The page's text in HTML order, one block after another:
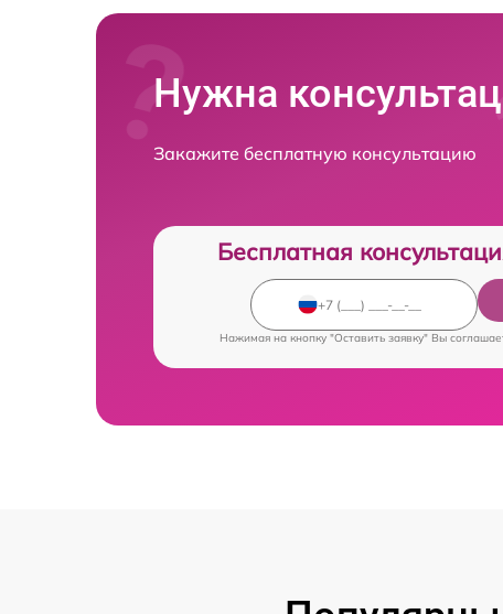
Нужна
Закажите бесплатную консультацию
Бесплатная
Нажимая на кнопку "Оставить заявку" Вы